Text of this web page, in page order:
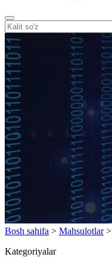
Bosh sahifa > Mahsulotlar>
Kategoriyalar